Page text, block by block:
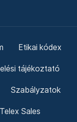
Etikai kódex
tájékoztató
Szabályzatok
Telex Sales